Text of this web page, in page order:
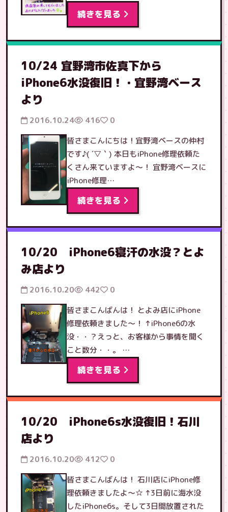
続きを見る
10/24 宜野湾市佐真下から
iPhone6水没復旧！・宜野湾ベース
より
2016.10.24 416
0
皆さまこんにちは！宜野湾ベースの仲村
です♪( ´▽｀) 本日もiPhone修理依頼た
くさん来ていますよ〜！ 宜野湾ベースに
iPhone修理…
続きを見る
10/20 iPhone6寝汗の水没？とよ
み店より
2016.10.20 442
0
皆さまこんばんは！ とよみ店にiPhone
修理依頼きました〜！ ↑iPhone6の水
没・・？えっと、お客様から事情を聞く
こと数分・・。 …
続きを見る
10/20 iPhone6s水没復旧！石川
店より
2016.10.20 412
0
皆さまこんばんは！ 石川店にiPhone修
理依頼きましたよ〜☆ ↑3日前に海水没
したiPhone6s。そして3日間放置された